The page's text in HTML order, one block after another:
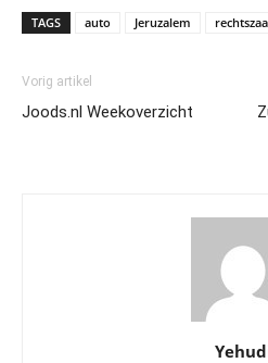
TAGS auto Jeruzalem
Vorig artikel
Joods.nl Weekoverzicht